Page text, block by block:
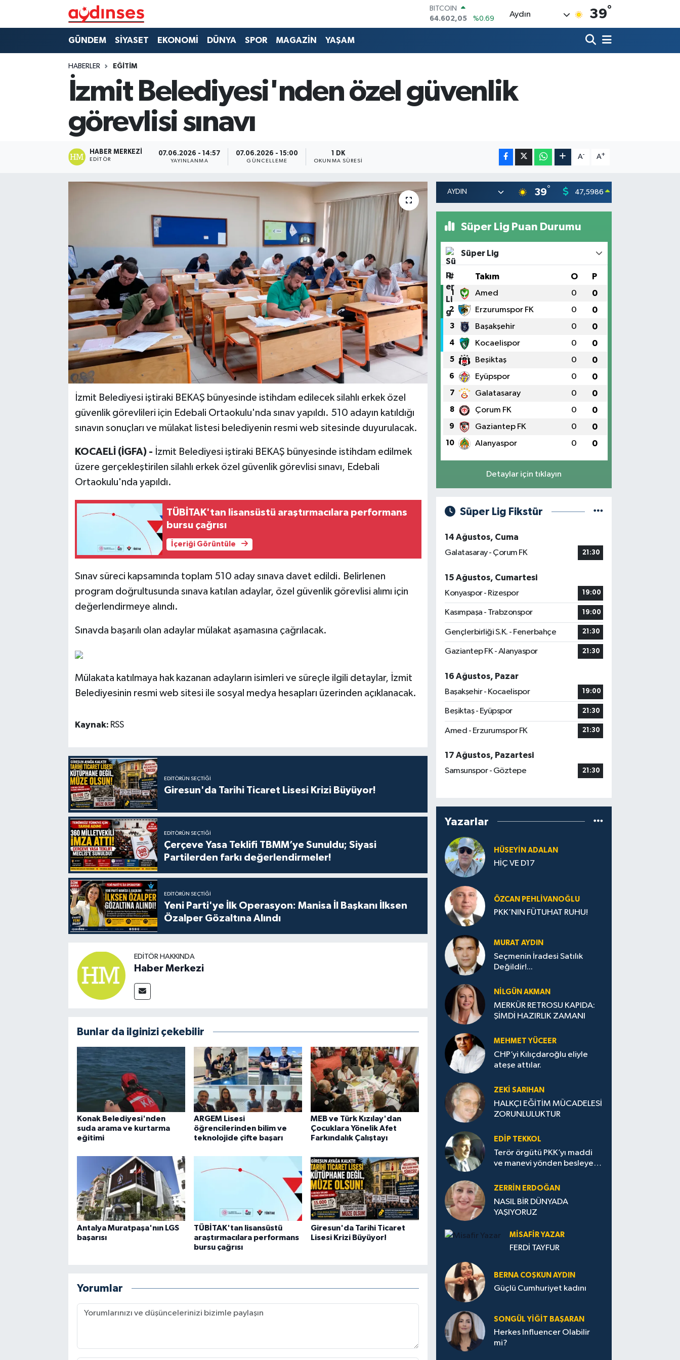
DOLAR
47,5986
%0.06
EURO
6513.94
BİST100
13.768
%48
Aydın 39°
GÜNDEM SİYASET EKONOMİ DÜNYA SPOR MAGAZİN YAŞAM
HABERLER EĞİTİM
İzmit Belediyesi'nden özel güvenlik
görevlisi sınavı
HABER MERKEZI
EDITÖR
07.06.2026 - 14:57
YAYINLANMA
07.06.2026 - 15:00
GÜNCELLEME
1 DK
OKUNMA SÜRESI
A- A+
İzmit Belediyesi iştiraki BEKAŞ bünyesinde istihdam edilecek silahlı erkek özel
güvenlik görevlileri için Edebali Ortaokulu'nda sınav yapıldı. 510 adayın katıldığı
sınavın sonuçları ve mülakat listesi belediyenin resmi web sitesinde duyurulacak.
KOCAELİ (İGFA) - İzmit Belediyesi iştiraki BEKAŞ bünyesinde istihdam edilmek
üzere gerçekleştirilen silahlı erkek özel güvenlik görevlisi sınavı, Edebali
Ortaokulu'nda yapıldı.
TÜBİTAK'tan lisansüstü araştırmacılara performans
bursu çağrısı
İçeriği Görüntüle
Sınav süreci kapsamında toplam 510 aday sınava davet edildi. Belirlenen
program doğrultusunda sınava katılan adaylar, özel güvenlik görevlisi alımı için
değerlendirmeye alındı.
Sınavda başarılı olan adaylar mülakat aşamasına çağrılacak.
Mülakata katılmaya hak kazanan adayların isimleri ve süreçle ilgili detaylar, İzmit
Belediyesinin resmi web sitesi ile sosyal medya hesapları üzerinden açıklanacak.
Kaynak: RSS
EDITÖRÜN SEÇTIĞI
Giresun'da Tarihi Ticaret Lisesi Krizi Büyüyor!
EDITÖRÜN SEÇTIĞI
Çerçeve Yasa Teklifi TBMM’ye Sunuldu; Siyasi
Partilerden farkı değerlendirmeler!
EDITÖRÜN SEÇTIĞI
Yeni Parti'ye İlk Operasyon: Manisa İl Başkanı İlksen
Özalper Gözaltına Alındı
EDITÖR HAKKINDA
Haber Merkezi
Bunlar da ilginizi çekebilir
Konak Belediyesi'nden
suda arama ve kurtarma
eğitimi
ARGEM Lisesi
öğrencilerinden bilim ve
teknolojide çifte başarı
MEB ve Türk Kızılay'dan
Çocuklara Yönelik Afet
Farkındalık Çalıştayı
Antalya Muratpaşa'nın LGS
başarısı
TÜBİTAK'tan lisansüstü
araştırmacılara performans
bursu çağrısı
Giresun'da Tarihi Ticaret
Lisesi Krizi Büyüyor!
Yorumlar
39° 47,5986 0.06
Süper Lig Puan Durumu
Süper Lig
# Takım O P
1 Amed 0 0
2 Erzurumspor FK 0 0
3 Başakşehir 0 0
4 Kocaelispor 0 0
5 Beşiktaş 0 0
6 Eyüpspor 0 0
7 Galatasaray 0 0
8 Çorum FK 0 0
9 Gaziantep FK 0 0
10 Alanyaspor 0 0
Detaylar için tıklayın
Süper Lig Fikstür
14 Ağustos, Cuma
Galatasaray - Çorum FK
21:30
15 Ağustos, Cumartesi
Konyaspor - Rizespor
19:00
Kasımpaşa - Trabzonspor 19:00
Gençlerbirliği S.K. - Fenerbahçe 21:30
Gaziantep FK - Alanyaspor 21:30
16 Ağustos, Pazar
Başakşehir - Kocaelispor
19:00
Beşiktaş - Eyüpspor 21:30
Amed - Erzurumspor FK 21:30
17 Ağustos, Pazartesi
Samsunspor - Göztepe
21:30
Yazarlar
HÜSEYIN ADALAN
HİÇ VE D17
ÖZCAN PEHLIVANOĞLU
PKK’NIN FÜTUHAT RUHU!
MURAT AYDIN
Seçmenin İradesi Satılık
Değildir!...
NILGÜN AKMAN
MERKÜR RETROSU KAPIDA:
ŞİMDİ HAZIRLIK ZAMANI
MEHMET YÜCEER
CHP’yi Kılıçdaroğlu eliyle
ateşe attılar.
ZEKI SARIHAN
HALKÇI EĞİTİM MÜCADELESİ
ZORUNLULUKTUR
EDIP TEKKOL
Terör örgütü PKK’yı maddi
ve manevi yönden besleyen
ZERRIN ERDOĞAN
NASIL BİR DÜNYADA
YAŞIYORUZ
MISAFIR YAZAR
FERDİ TAYFUR
BERNA COŞKUN AYDIN
Güçlü Cumhuriyet kadını
SONGÜL YIĞIT BAŞARAN
Herkes Influencer Olabilir
mi?
Nöbetçi Eczaneler
Hava Durumu
Aydin Namaz Vakitleri
Trafik Durumu
Tüm Manşetler